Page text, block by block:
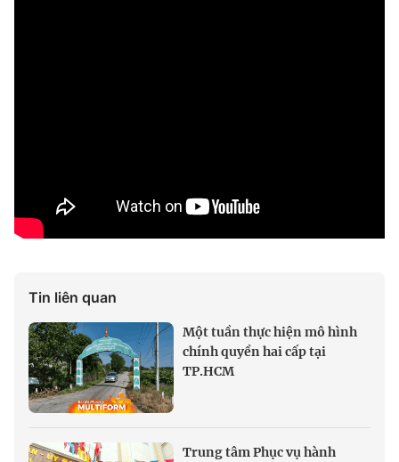
Tin liên quan
Một tuần thực hiện mô hình
chính quyền hai cấp tại
TP.HCM
Trung tâm Phục vụ hành